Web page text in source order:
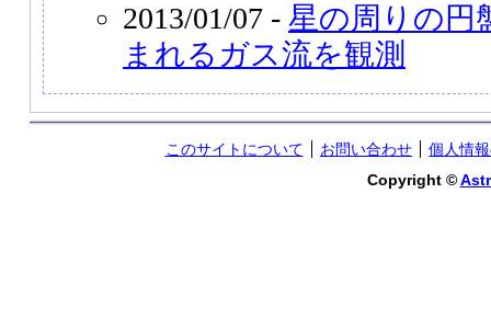
2013/01/07 - 星の周りの円
まれるガス流を観測
このサイトについて お問い合わせ
個人情
Copyright ©